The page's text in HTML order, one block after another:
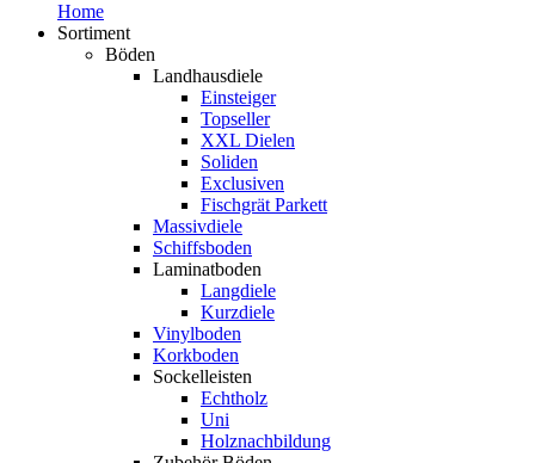
Home
Sortiment
Böden
Landhausdiele
Einsteiger
Topseller
XXL Dielen
Soliden
Exclusiven
Fischgrät Parkett
Massivdiele
Schiffsboden
Laminatboden
Langdiele
Kurzdiele
Vinylboden
Korkboden
Sockelleisten
Echtholz
Uni
Holznachbildung